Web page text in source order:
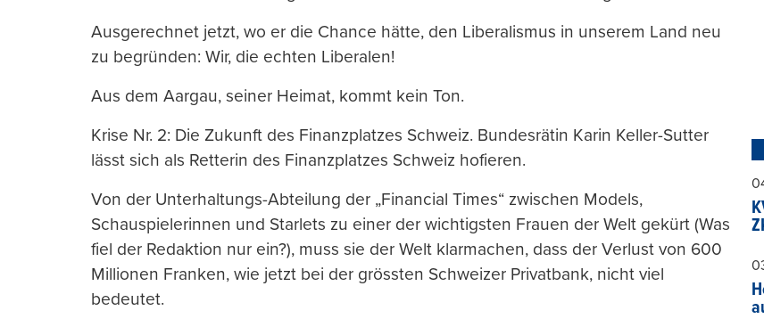
Ausgerechnet jetzt, wo er die Chance hätte, den Liberalismus in unserem Land neu
zu begründen: Wir, die echten Liberalen!
Aus dem Aargau, seiner Heimat, kommt kein Ton.
Krise Nr. 2: Die Zukunft des Finanzplatzes Schweiz. Bundesrätin Karin Keller-Sutter
lässt sich als Retterin des Finanzplatzes Schweiz hofieren.
Von der Unterhaltungs-Abteilung der „Financial Times“ zwischen Models,
Schauspielerinnen und Starlets zu einer der wichtigsten Frauen der Welt gekürt (Was
fiel der Redaktion nur ein?), muss sie der Welt klarmachen, dass der Verlust von 600
Millionen Franken, wie jetzt bei der grössten Schweizer Privatbank, nicht viel
bedeutet.